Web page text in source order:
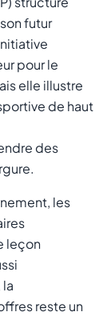
futur
pour le
elle illustre
de haut
des
les
leçon
reste un
le lien